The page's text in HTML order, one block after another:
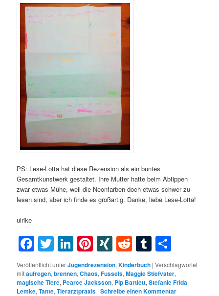
PS: Lese-Lotta hat diese Rezension als ein buntes
Gesamtkunstwerk gestaltet. Ihre Mutter hatte beim Abtippen
zwar etwas Mühe, weil die Neonfarben doch etwas schwer zu
lesen sind, aber ich finde es großartig. Danke, liebe Lese-Lotta!
ulrike
Facebook
Twitter
LinkedIn
Pinterest
XINGRedditTumblr
Veröffentlicht unterJugendrezension,Kinderbuch |Verschlagwortet
mitaufregen,brennen,Chaos,Fussels,Maggie Stiefvater,
magische Tiere, Pearce Jacksson, Pip Bartlett,Stefanie Frida
Lemke,Tante,Tierarztpraxis |Schreibe einen Kommentar